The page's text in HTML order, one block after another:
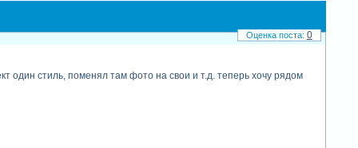
один стиль, поменял там фото на свои и т.д. теперь хочу рядом
0